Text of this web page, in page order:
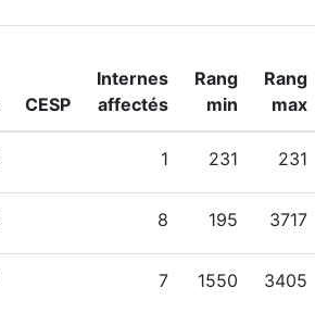
CESP
Internes
affectés
Rang
min
Rang
max
1 231 231
8 195 3717
7 1550 3405